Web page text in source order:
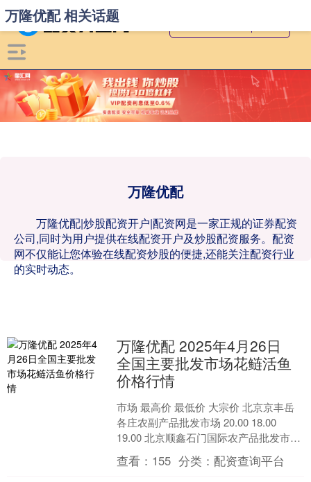
万隆优配
万隆优配|炒股配资开户|配资网是一家正规的证券配资
公司,同时为用户提供在线配资开户及炒股配资服务。配资
网不仅能让您体验在线配资炒股的便捷,还能关注配资行业
的实时动态。
万隆优配 相关话题
万隆优配 2025年4月26日
全国主要批发市场花鲢活鱼
价格行情
市场 最高价 最低价 大宗价 北京京丰岳
各庄农副产品批发市场 20.00 18.00
19.00 北京顺鑫石门国际农产品批发市场
集团有限公司北京分公司 16.0....
查看： 155 分类：配资查询平台